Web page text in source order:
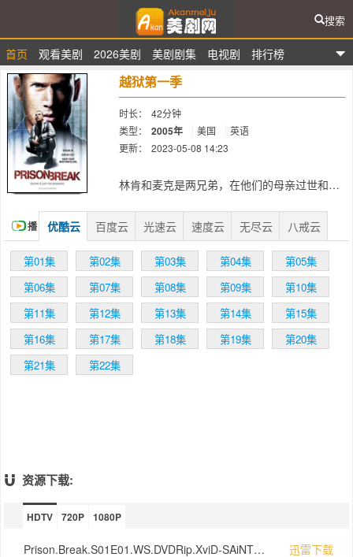
爱看美剧网
首页 观看美剧 2026美剧 美剧剧集 电视剧 排行榜
搜索
越狱第一季
时长：
42分钟
类型：
2005年 美国
英语
更新：
2023-05-08 14:23
林肯和麦克是两兄弟，在他们的母亲过世和父
肯和麦克在天资方面有着天壤之别，哥哥林肯
平凡‘庸碌无为，是个街头小混混，而弟弟从小
学习就很优秀，人也很聪明。但是在父母双双
都不在的时候一直是哥哥照顾着弟弟，虽然林
肯是个街头混混，但是他却瞒着弟弟借了9万
元的高利贷，并且谎称说是母亲的保险。弟弟
麦克就是凭着这笔钱成功的成了一名出色的建
筑结构工程师，并且成为了上层社会的人。
林肯为了偿还高额的高利贷，被迫去枪杀一个
人，但当林肯已经做好准备按原计划来到停车
场的时候，发现所要射杀的人早已中枪身亡，
自己曾经对关押林肯的狐狸监狱进行过改造工
多精彩美剧请继续关注美剧天堂 于是麦克经
播 优酷云 百度云 光速云 速度云 无尽云 八戒云
第01集 第02集 第03集 第04集
第05集
第06集
第07集 第08集 第09集
第10集
第11集
第12集 第13集 第14集
第15集
第16集
第17集 第18集 第19集
第20集
第21集
第22集
资源下载:
HDTV 720P 1080P
Prison.Break.S01E01.WS.DVDRip.XviD-SAiNTS.avi
迅雷下载